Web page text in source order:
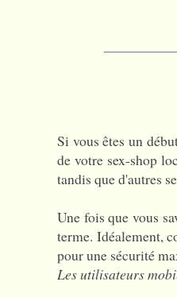
Si vous êtes un
de votre sex-shop
tandis que d'autres
Une fois que vous
terme. Idéalement,
pour une sécurité
Les utilisateurs